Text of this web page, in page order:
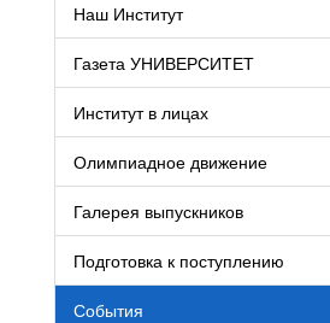
Наш Институт
Газета УНИВЕРСИТЕТ
Институт в лицах
Олимпиадное движение
Галерея выпускников
Подготовка к поступлению
События